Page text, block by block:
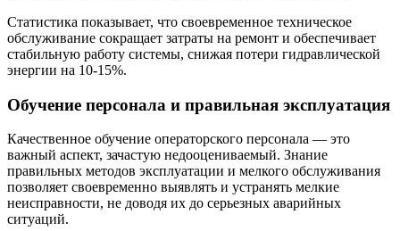
Статистика показывает, что своевременное техническое
обслуживание сокращает затраты на ремонт и обеспечивает
стабильную работу системы, снижая потери гидравлической
энергии на 10-15%.
Обучение персонала и правильная эксплуатация
Качественное обучение операторского персонала — это
важный аспект, зачастую недооцениваемый. Знание
правильных методов эксплуатации и мелкого обслуживания
позволяет своевременно выявлять и устранять мелкие
неисправности, не доводя их до серьезных аварийных
ситуаций.